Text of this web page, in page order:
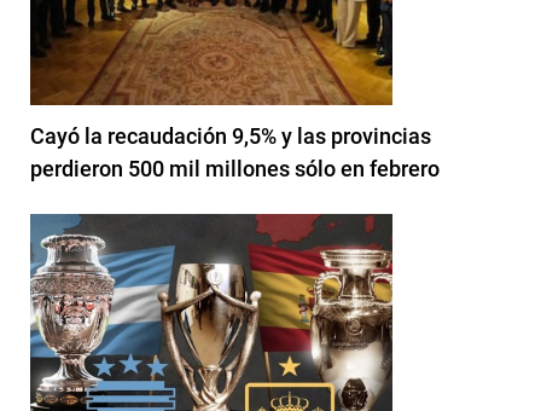
Cayó la recaudación 9,5% y las provincias
perdieron 500 mil millones sólo en febrero